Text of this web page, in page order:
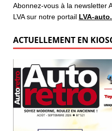
Abonnez-vous à la newsletter
LVA sur notre portail LVA-
ACTUELLEMENT EN